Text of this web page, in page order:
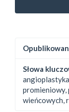
Słowa
promieniowy,
wieńcowych,